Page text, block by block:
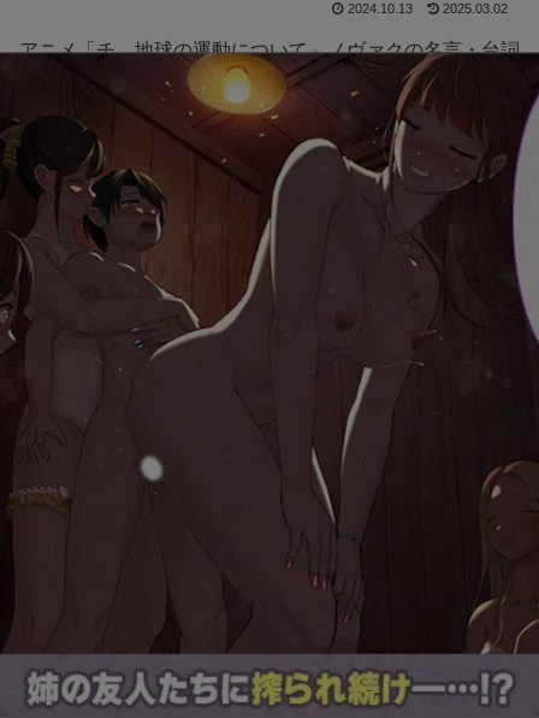
2024.10.13 2025.03.02
アニメ「チ。地球の運動について」ノヴァクの名言・台詞
をまとめていきます。
チ。地球の運動について